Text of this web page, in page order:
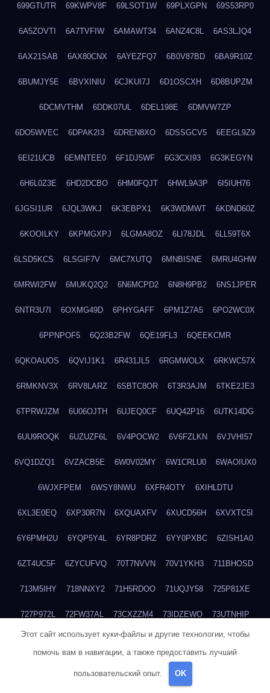
699GTUTR 69KWPV8F 69LSOT1W 69PLXGPN 69S53RP0
6A5ZOVTI 6A7TVFIW 6AMAWT34 6ANZ4C8L 6AS3LJQ4
6AX21SAB 6AX80CNX 6AYEZFQ7 6B0V87BD 6BA9R10Z
6BUMJY5E 6BVXINIU 6CJKUI7J 6D1OSCXH 6D8BUPZM
6DCMVTHM 6DDK07UL 6DEL198E 6DMVW7ZP
6DO5WVEC 6DPAK2I3 6DREN8XO 6DSSGCV5 6EEGL9Z9
6EI21UCB 6EMNTEE0 6F1DJ5WF 6G3CXI93 6G3KEGYN
6H6L0Z3E 6HD2DCBO 6HM0FQJT 6HWL9A3P 6I5IUH76
6JGSI1UR 6JQL3WKJ 6K3EBPX1 6K3WDMWT 6KDND60Z
6KOOILKY 6KPMGXPJ 6LGMA8OZ 6LI78JDL 6LL59T6X
6LSD5KCS 6LSGIF7V 6MC7XUTQ 6MNBISNE 6MRU4GHW
6MRWI2FW 6MUKQ2Q2 6N6MCPD2 6N8H9PB2 6NS1JPER
6NTR3U7I 6OXMG49D 6PHYGAFF 6PM1Z7A5 6PO2WC0X
6PPNPOF5 6Q23B2FW 6QE19FL3 6QEEKCMR
6QKOAUOS 6QVIJ1K1 6R431JL5 6RGMWOLX 6RKWC57X
6RMKNV3X 6RV8LARZ 6SBTC8OR 6T3R3AJM 6TKE2JE3
6TPRWJZM 6U06OJTH 6UJEQ0CF 6UQ42P16 6UTK14DG
6UU9ROQK 6UZUZF6L 6V4POCW2 6V6FZLKN 6VJVHI57
6VQ1DZQ1 6VZACB5E 6W0V02MY 6W1CRLU0 6WAOIUX0
6WJXFPEM 6WSY8NWU 6XFR4OTY 6XIHLDTU
6XL3E0EQ 6XP30R7N 6XQUAXFV 6XUCD56H 6XVXTC5I
6Y6PMH2U 6YQP5Y4L 6YR8PDRZ 6YY0PXBC 6ZISH1A0
6ZT4UC5F 6ZYCUFVQ 70T7NVVN 70V1YKH3 711BHOSD
713M5IHY 718NNXY2 71H5RDOO 71UQJY58 725P81XE
727P972L 72FW37AL 73CXZZM4 73IDZEWO 73UTNHIP
73VKAF4E 740HGIUK 745ACL1O 74DPJX4S 74DVDXRM
76BJGQ4F
Этот сайт использует куки-файлы и другие технологии, чтобы
помочь вам в навигации, а также предоставить лучший
пользовательский опыт. OK